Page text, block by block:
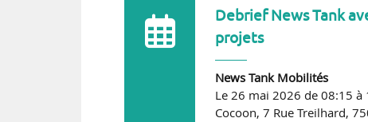
Debrief News Tank
projets
News Tank Mobilités
Le 26 mai 2026 de 08:15 à
Cocoon, 7 Rue Treilhard,